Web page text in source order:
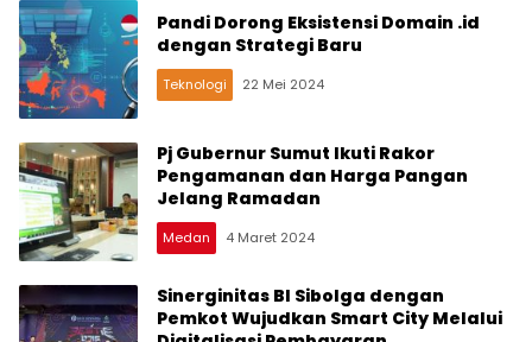
Pandi Dorong Eksistensi Domain .id
dengan Strategi Baru
Teknologi 22 Mei 2024
Pj Gubernur Sumut Ikuti Rakor
Pengamanan dan Harga Pangan
Jelang Ramadan
Medan 4 Maret 2024
Sinerginitas BI Sibolga dengan
Pemkot Wujudkan Smart City Melalui